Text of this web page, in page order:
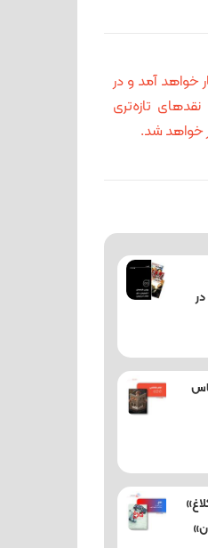
خواهد آمد و در
آینده این صفحه با مطالب و نقدهای تازه‎‌تری
خواهد شد.